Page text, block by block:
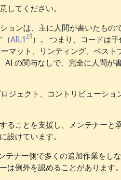
してください。
ョンは、主に人間が書いたもの
（AIL1
）。 つまり、コードは手
マット、リンティング、ベスト
AI の関与なしで、完全に人間が
ジェクト、コントリビューショ
ることを支援し、メンテナーと
設けています。
ナー側で多くの追加作業をしな
例外を認めることがあります。